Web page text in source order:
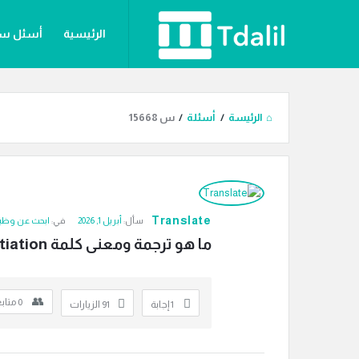
الترجمة
الترجمة
القائمة
الرئيسية أسئل
الرئيسة / أسئلة / س 15668
الترجمة
Translate سأل: أبريل 1, 2026 في: ابحث عن
ما هو ترجمة ومعنى كلمة negotiation معنى؟
‫1 إجابة 91 الزيارات 0